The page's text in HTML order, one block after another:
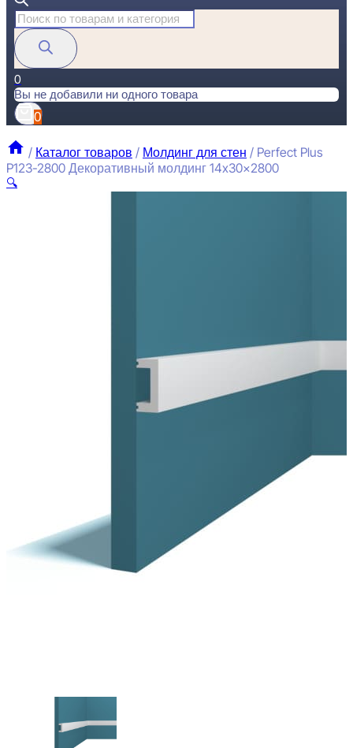
Поиск
товаров
0
Вы не добавили ни одного товара
0
/ Каталог товаров / Молдинг для стен / Perfect Plus
P123-2800 Декоративный молдинг 14x30x2800
🔍